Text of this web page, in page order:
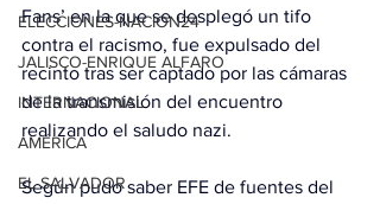
ELECCIONES-NACION24
JALISCO-ENRIQUE ALFARO
INTERNACIONAL
AMÉRICA
EL SALVADOR
Fans’ en la que se desplegó un tifo
contra el racismo, fue expulsado del
recinto tras ser captado por las cámaras
de la transmisión del encuentro
realizando el saludo nazi.
Según pudo saber EFE de fuentes del